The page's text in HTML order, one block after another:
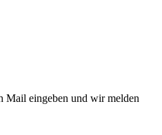
Mail eingeben und wir melden